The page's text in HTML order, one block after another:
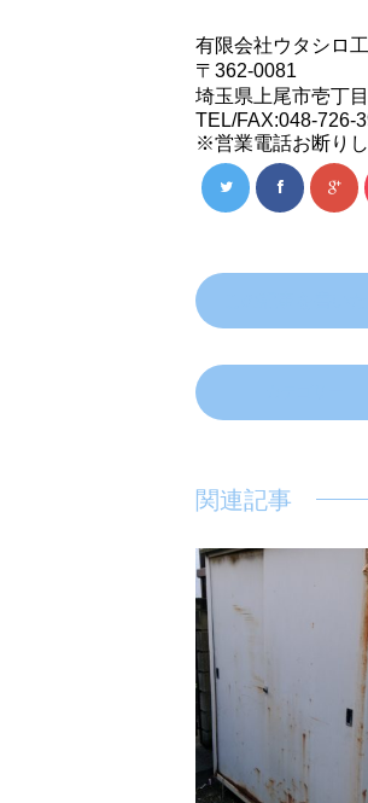
有限会社ウタシロ
〒362-0081
埼玉県上尾市壱丁
TEL/FAX:048-726-
※営業電話お断り
関連記事